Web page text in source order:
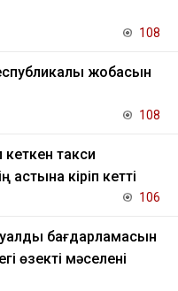
108
жобасын
108
такси
астына кіріп кетті
106
бағдарламасын
өзекті мәселені